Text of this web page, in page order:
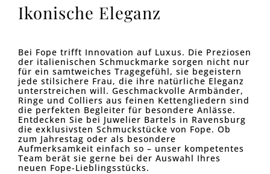
Ikonische Eleganz
Bei Fope trifft Innovation auf Luxus. Die Preziosen
der italienischen Schmuckmarke sorgen nicht nur
für ein samtweiches Tragegefühl, sie begeistern
jede stilsichere Frau, die ihre natürliche Eleganz
unterstreichen will. Geschmackvolle Armbänder,
Ringe und Colliers aus feinen Kettengliedern sind
die perfekten Begleiter für besondere Anlässe.
Entdecken Sie bei Juwelier Bartels in Ravensburg
die exklusivsten Schmuckstücke von Fope. Ob
zum Jahrestag oder als besondere
Aufmerksamkeit einfach so – unser kompetentes
Team berät sie gerne bei der Auswahl Ihres
neuen Fope-Lieblingsstücks.